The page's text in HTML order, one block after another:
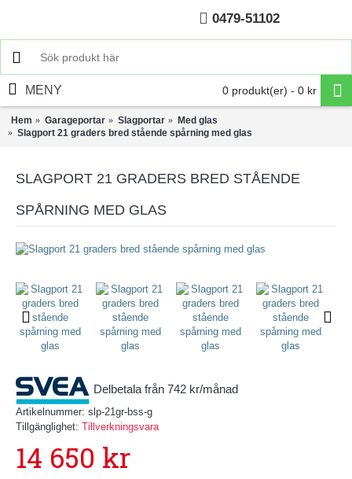
0479-51102
0 produkt(er) - 0 kr
MENY
Hem Garageportar Slagportar
Med glas
Slagport 21 graders bred stående spårning med glas
SLAGPORT 21 GRADERS BRED STÅENDE
SPÅRNING MED GLAS
Delbetala från 742 kr/månad
Artikelnummer: slp-21gr-bss-g
Tillgänglighet: Tillverkningsvara
14 650 kr